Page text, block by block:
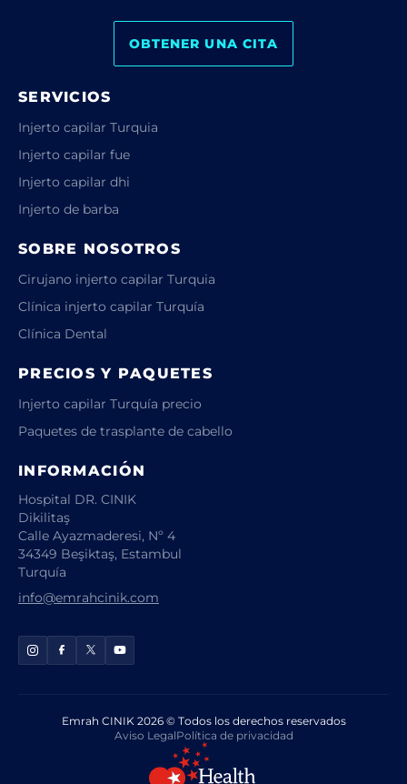
OBTENER UNA CITA
SERVICIOS
Injerto capilar Turquia
Injerto capilar fue
Injerto capilar dhi
Injerto de barba
SOBRE NOSOTROS
Cirujano injerto capilar Turquia
Clínica injerto capilar Turquía
Clínica Dental
PRECIOS Y PAQUETES
Injerto capilar Turquía precio
Paquetes de trasplante de cabello
INFORMACIÓN
Hospital DR. CINIK
Dikilitaş
Calle Ayazmaderesi, Nº 4
34349 Beşiktaş, Estambul
Turquía
info@emrahcinik.com
Emrah CINIK 2026 © Todos los derechos reservados
Aviso LegalPolítica de privacidad